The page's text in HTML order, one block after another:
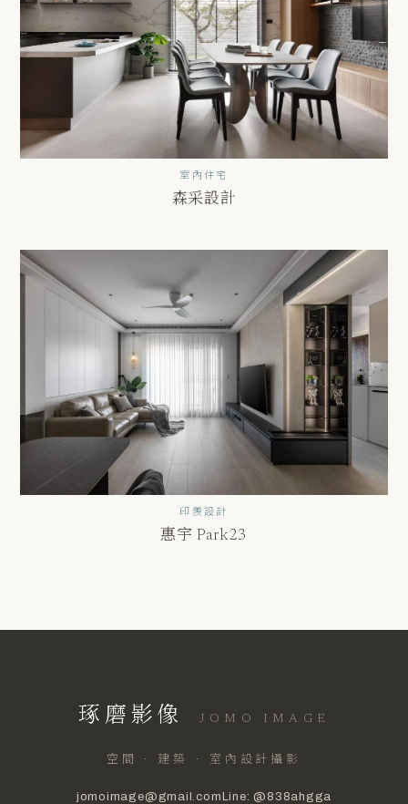
室內住宅
森采設計
印羨設計
惠宇 Park23
琢磨影像 JOMO IMAGE
空間 · 建築 · 室內設計攝影
jomoimage@gmail.com Line: @838ahgga